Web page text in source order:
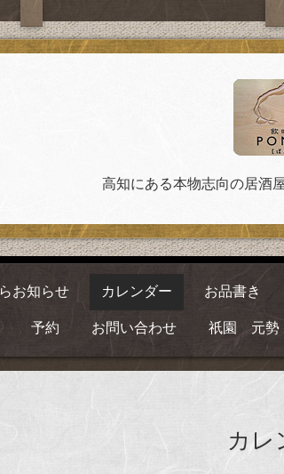
高知にある本物志向の居酒
お知らせ カレンダー お品書き
予約 お問い合わせ 祇園 元勢
カレ